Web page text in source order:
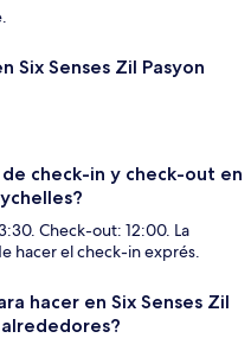
Six Senses Zil Pasyon
check-in y check-out en
Check-out: 12:00. La
hacer el check-in exprés.
hacer en Six Senses Zil
alrededores?